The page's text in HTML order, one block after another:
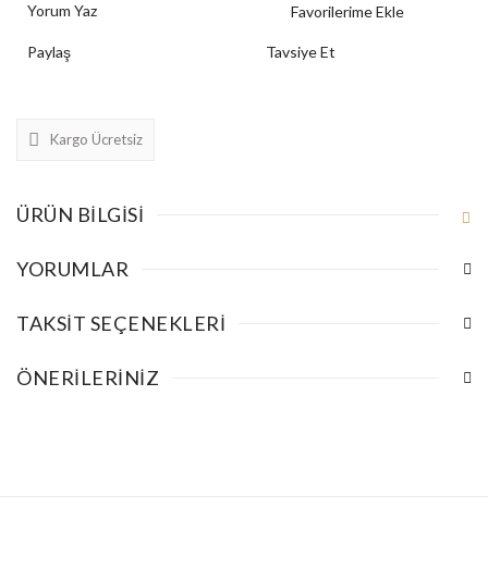
Yorum Yaz
Paylaş Tavsiye Et
Kargo Ücretsiz
ÜRÜN BILGISI
YORUMLAR
TAKSIT SEÇENEKLERI
ÖNERILERINIZ